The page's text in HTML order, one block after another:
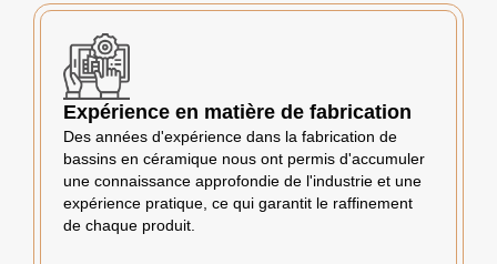
Expérience en matière de fabrication
Des années d'expérience dans la fabrication de
bassins en céramique nous ont permis d'accumuler
une connaissance approfondie de l'industrie et une
expérience pratique, ce qui garantit le raffinement
de chaque produit.